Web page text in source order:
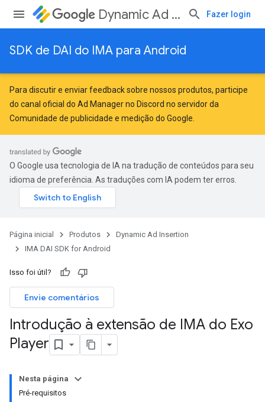
Dynamic Ad Insertion Fazer login
SDK de DAI do IMA para Android
Para discutir e enviar feedback sobre nossos produtos, participe
do canal oficial do Ad Manager no Discord no servidor da
Comunidade de publicidade e medição do Google
O Google usa tecnologia de IA na tradução de conteúdos para seu
idioma de preferência. As traduções com IA podem ter erros.
Página inicial Produtos
Dynamic Ad Insertion
IMA DAI SDK for Android
Isso foi útil?
Envie comentários
Introdução à extensão de IMA do Exo
Player
Nesta página
Pré-requisitos